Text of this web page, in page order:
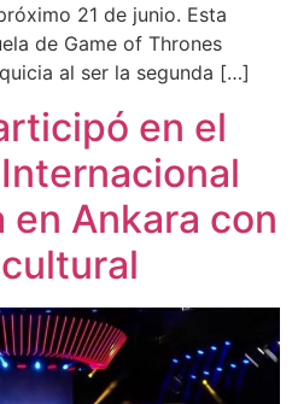
21 de junio. Esta
de Game of Thrones
al ser la segunda […]
en el
en Ankara con